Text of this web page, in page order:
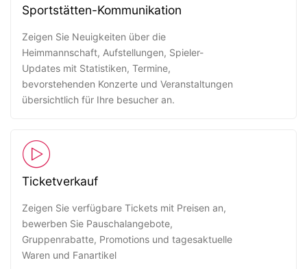
Sportstätten-Kommunikation
Zeigen Sie Neuigkeiten über die
Heimmannschaft, Aufstellungen, Spieler-
Updates mit Statistiken, Termine,
bevorstehenden Konzerte und Veranstaltungen
übersichtlich für Ihre besucher an.
Ticketverkauf
Zeigen Sie verfügbare Tickets mit Preisen an,
bewerben Sie Pauschalangebote,
Gruppenrabatte, Promotions und tagesaktuelle
Waren und Fanartikel